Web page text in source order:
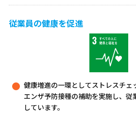
従業員の健康を促進
健康増進の一環としてストレスチェ
エンザ予防接種の補助を実施し、従
しています。